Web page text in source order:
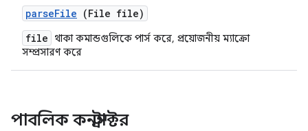
parseFile (File file)
file
থাকা কমান্ডগুলিকে পার্স করে, প্রয়োজনীয় ম্যাক্রো
সম্প্রসারণ করে
পাবলিক কনস্ট্রাক্টর